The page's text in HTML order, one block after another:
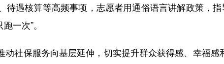
遇核算等高频事项，志愿者用通俗语言讲解政策，
一次”。
保服务向基层延伸，切实提升群众获得感、幸福感